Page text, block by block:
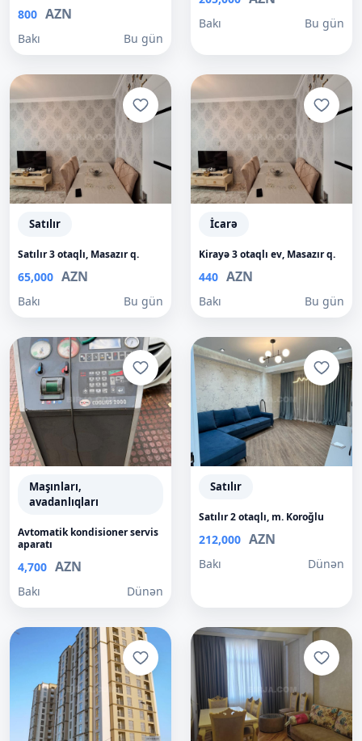
800 AZN
Bakı Bu gün
Bakı Bu gün
Satılır
Satılır 3 otaqlı, Masazır q.
65,000 AZN
Bakı Bu gün
İcarə
Kirayə 3 otaqlı ev, Masazır q.
440 AZN
Bakı Bu gün
Maşınları,
avadanlıqları
Avtomatik kondisioner servis
aparatı
4,700 AZN
Bakı Dünən
Satılır
Satılır 2 otaqlı, m. Koroğlu
212,000 AZN
Bakı Dünən